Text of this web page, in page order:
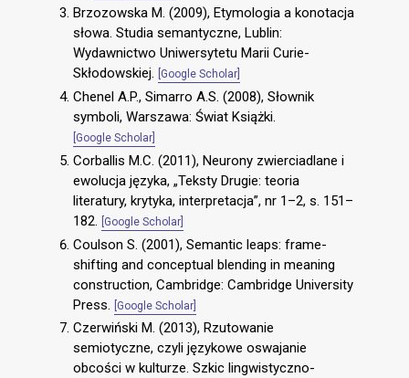
Brzozowska M. (2009), Etymologia a konotacja
słowa. Studia semantyczne, Lublin:
Wydawnictwo Uniwersytetu Marii Curie-
Skłodowskiej.
[Google Scholar]
Chenel A.P., Simarro A.S. (2008), Słownik
symboli, Warszawa: Świat Książki.
[Google Scholar]
Corballis M.C. (2011), Neurony zwierciadlane i
ewolucja języka, „Teksty Drugie: teoria
literatury, krytyka, interpretacja”, nr 1–2, s. 151–
182.
[Google Scholar]
Coulson S. (2001), Semantic leaps: frame-
shifting and conceptual blending in meaning
construction, Cambridge: Cambridge University
Press.
[Google Scholar]
Czerwiński M. (2013), Rzutowanie
semiotyczne, czyli językowe oswajanie
obcości w kulturze. Szkic lingwistyczno-